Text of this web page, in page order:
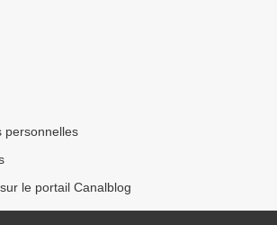
personnelles
le portail Canalblog